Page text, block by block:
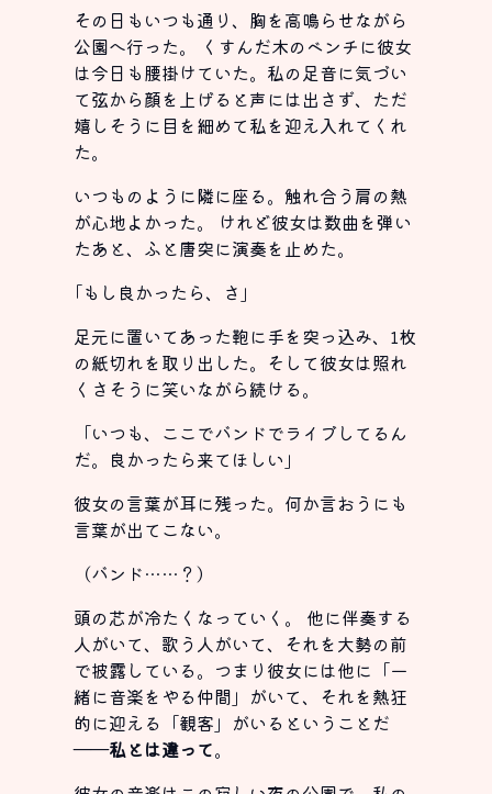
その日もいつも通り、胸を高鳴らせながら
公園へ行った。 くすんだ木のベンチに彼女
は今日も腰掛けていた。私の足音に気づい
て弦から顔を上げると声には出さず、ただ
嬉しそうに目を細めて私を迎え入れてくれ
た。
いつものように隣に座る。触れ合う肩の熱
が心地よかった。 けれど彼女は数曲を弾い
たあと、ふと唐突に演奏を止めた。
｢もし良かったら、さ｣
足元に置いてあった鞄に手を突っ込み、1枚
の紙切れを取り出した。そして彼女は照れ
くさそうに笑いながら続ける。
「いつも、ここでバンドでライブしてるん
だ。良かったら来てほしい」
彼女の言葉が耳に残った。何か言おうにも
言葉が出てこない。
（バンド……？）
頭の芯が冷たくなっていく。 他に伴奏する
人がいて、歌う人がいて、それを大勢の前
で披露している。つまり彼女には他に「一
緒に音楽をやる仲間」がいて、それを熱狂
的に迎える「観客」がいるということだ
――私とは違って。